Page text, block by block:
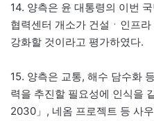
14. 양측은 윤 대통령의 이번
협력센터 개소가 건설ㆍ인프
강화할 것이라고 평가하였다.
15. 양측은 교통, 해수 담수화
력을 추진할 필요성에 인식을
2030」, 네옴 프로젝트 등 사